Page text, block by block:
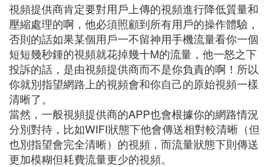
視頻提供商肯定要對用戶上傳的視頻進行降低質量和
壓縮處理的啊，他必須照顧到所有用戶的操作體驗，
否則的話如果某個用戶一不留神用手機流量看你一個
短短幾秒鍾的視頻就花掉幾十M的流量，他一怒之下
投訴的話，是由視頻提供商而不是你負責的啊！所以
你就別指望網路上的視頻會和你自己的原始視頻一樣
清晰了。
當然，一般視頻提供商的APP也會根據你的網路情況
分別對待，比如WIFI狀態下他會傳送相對較清晰（但
也別指望會完全清晰）的視頻，而流量狀態下則傳送
更加模糊但耗費流量更少的視頻。